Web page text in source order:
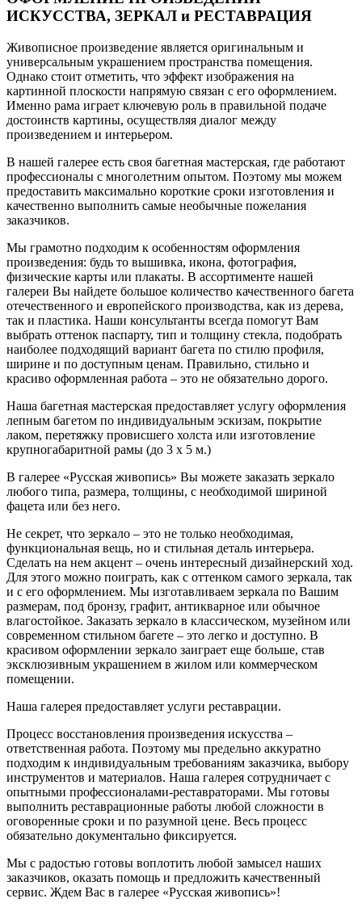
ИСКУССТВА, ЗЕРКАЛ и РЕСТАВРАЦИЯ
Живописное произведение является оригинальным и
универсальным украшением пространства помещения.
Однако стоит отметить, что эффект изображения на
картинной плоскости напрямую связан с его оформлением.
Именно рама играет ключевую роль в правильной подаче
достоинств картины, осуществляя диалог между
произведением и интерьером.
В нашей галерее есть своя багетная мастерская, где работают
профессионалы с многолетним опытом. Поэтому мы можем
предоставить максимально короткие сроки изготовления и
качественно выполнить самые необычные пожелания
заказчиков.
Мы грамотно подходим к особенностям оформления
произведения: будь то вышивка, икона, фотография,
физические карты или плакаты. В ассортименте нашей
галереи Вы найдете большое количество качественного багета
отечественного и европейского производства, как из дерева,
так и пластика. Наши консультанты всегда помогут Вам
выбрать оттенок паспарту, тип и толщину стекла, подобрать
наиболее подходящий вариант багета по стилю профиля,
ширине и по доступным ценам. Правильно, стильно и
красиво оформленная работа – это не обязательно дорого.
Наша багетная мастерская предоставляет услугу оформления
лепным багетом по индивидуальным эскизам, покрытие
лаком, перетяжку провисшего холста или изготовление
крупногабаритной рамы (до 3 х 5 м.)
В галерее «Русская живопись» Вы можете заказать зеркало
любого типа, размера, толщины, с необходимой шириной
фацета или без него.
Не секрет, что зеркало – это не только необходимая,
функциональная вещь, но и стильная деталь интерьера.
Сделать на нем акцент – очень интересный дизайнерский ход.
Для этого можно поиграть, как с оттенком самого зеркала, так
и с его оформлением. Мы изготавливаем зеркала по Вашим
размерам, под бронзу, графит, антикварное или обычное
влагостойкое. Заказать зеркало в классическом, музейном или
современном стильном багете – это легко и доступно. В
красивом оформлении зеркало заиграет еще больше, став
эксклюзивным украшением в жилом или коммерческом
помещении.
Наша галерея предоставляет услуги реставрации.
Процесс восстановления произведения искусства –
ответственная работа. Поэтому мы предельно аккуратно
подходим к индивидуальным требованиям заказчика, выбору
инструментов и материалов. Наша галерея сотрудничает с
опытными профессионалами-реставраторами. Мы готовы
выполнить реставрационные работы любой сложности в
оговоренные сроки и по разумной цене. Весь процесс
обязательно документально фиксируется.
Мы с радостью готовы воплотить любой замысел наших
заказчиков, оказать помощь и предложить качественный
сервис. Ждем Вас в галерее «Русская живопись»!